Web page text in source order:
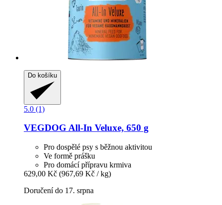
Do košíku
5.0 (1)
VEGDOGAll-​In Veluxe, 650 g
Pro dospělé psy s běžnou aktivitou
Ve formě prášku
Pro domácí přípravu krmiva
629,00 Kč (967,69 Kč / kg)
Doručení do 17. srpna